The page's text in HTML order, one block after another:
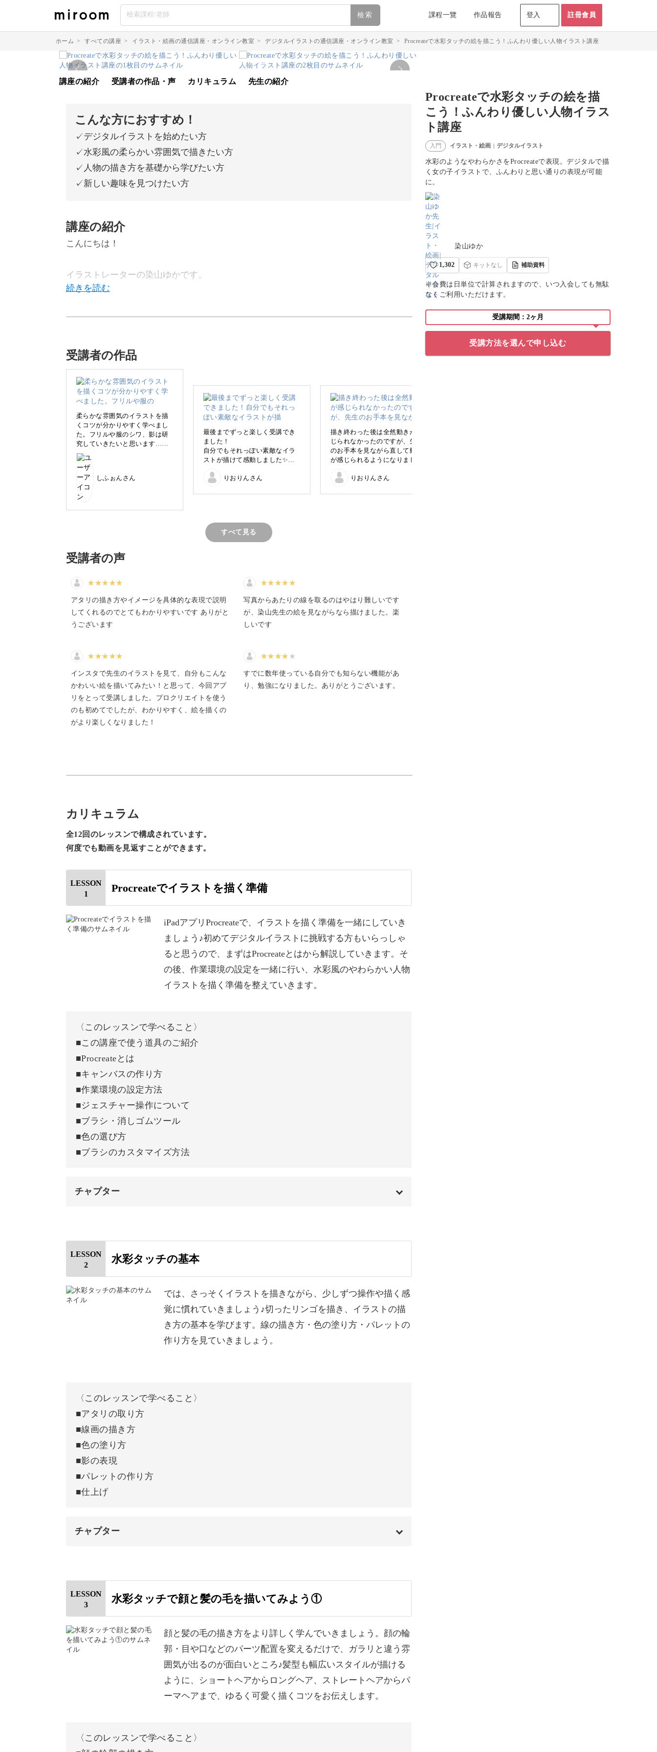
檢索 課程一覽 作品報告 登入 註冊會員
ホーム > すべての講座 > イラスト・絵画の通信講座・オンライン教室 > デジタルイラストの通信講座・オンライン教室 > Procreateで水彩タッチの絵を描こう！ふんわり優しい人物イラスト講座
Procreateで水彩タッチの絵を描
こう！ふんわり優しい人物イラス
ト講座
入門 イラスト・絵画 | デジタルイラスト
水彩のようなやわらかさをProcreateで表現。デジタルで描
く女の子イラストで、ふんわりと思い通りの表現が可能
に。
染山ゆか
1,302 キットなし 補助資料
※会費は日単位で計算されますので、いつ入会しても無駄
なくご利用いただけます。
受講期間：2ヶ月
受講方法を選んで申し込む
講座の紹介 受講者の作品・声 カリキュラム 先生の紹介
こんな方におすすめ！
✓デジタルイラストを始めたい方
✓水彩風の柔らかい雰囲気で描きたい方
✓人物の描き方を基礎から学びたい方
✓新しい趣味を見つけたい方
講座の紹介
こんにちは！
イラストレーターの染山ゆかです。
き方を学びます。
人物のイラストというと、「リアルで上手に描かなければ…！」と意気込んでしまいが
ちですが、そこはあまり重要ではありません。
◎ゆるくてシンプルだけどそれらしく見えるコツ
◎デジタルだけどやわらかい空気感を表現するコツ
など、分かりやすくお伝えするので、肩の力を抜いて私と一緒に楽しくお絵描きをして
デジタルイラスト初心者さんもOK
「デジタルイラストは難しそう…」「デジタル機器は苦手…」
デジタルイラストを始めたいけど、ちょっと勇気が出ないそんな初心者さんもOKの講
座です。
◎どこでも持ち運べて気軽に描ける
◎ブラシも豊富で画材を揃える必要なし
思い立ったときにサッと始められ、準備や後片付けなど、面倒な作業は必要ありません
ふんわり柔らかく仕上げるには、線画・色塗りなど、工程ごとにコツがあります。
・光を意識した髪の塗り方
思い通りの女の子が描ける♪
講座後半では、ボーイッシュなショートカットの女の子、ワンピースを着たロングヘア
の女の子の描き方に挑戦してみましょう。
工程ごとに分けて、分かりやすい解説で少しずつ進めていくので、初心者さんでもきっ
と描き上げていただけます♪
ご自身がイメージした人物が自由に描けるように、雰囲気のちがう人物の描き方のテク
ニックをマスターしていきましょう。
受講者の作品
柔らかな雰囲気のイラストを描
くコツが分かりやすく学べまし
た。フリルや服のシワ、影は研
究していきたいと思います…最
初のラフでしっかりと手や関節
の位置を確認するのも大切です
ね💦学んだ事を生かして自分な
りに、かわいい女の子のイラス
トを描いてみたいと思います。
ありがとうございました😊
しふぉんさん
最後までずっと楽しく受講でき
ました！
自分でもそれっぽい素敵なイラ
ストが描けて感動しました✨あ
りおりんさん
描き終わった後は全然動きが感
じられなかったのですが、先生
のお手本を見ながら直して動き
が感じられるようになりまし
ちょっとしたことで見栄えが変
りおりんさん
すべて見る
受講者の声
アタリの描き方やイメージを具体的な表現で説明
してくれるのでとてもわかりやすいです ありがと
うございます
写真からあたりの線を取るのはやはり難しいです
が、染山先生の絵を見ながらなら描けました。楽
しいです
インスタで先生のイラストを見て、自分もこんな
かわいい絵を描いてみたい！と思って、今回アプ
リをとって受講しました。プロクリエイトを使う
のも初めてでしたが、わかりやすく、絵を描くの
がより楽しくなりました！
すでに数年使っている自分でも知らない機能があ
り、勉強になりました。ありがとうございます。
カリキュラム
全12回のレッスンで構成されています。
何度でも動画を見返すことができます。
LESSON
1
Procreateでイラストを描く準備
iPadアプリProcreateで、イラストを描く準備を一緒にしていき
ましょう♪初めてデジタルイラストに挑戦する方もいらっしゃ
ると思うので、まずはProcreateとはから解説していきます。そ
の後、作業環境の設定を一緒に行い、水彩風のやわらかい人物
イラストを描く準備を整えていきます。
〈このレッスンで学べること〉
■この講座で使う道具のご紹介
■Procreateとは
■キャンバスの作り方
■作業環境の設定方法
■ジェスチャー操作について
■ブラシ・消しゴムツール
■色の選び方
■ブラシのカスタマイズ方法
チャプター
はじめに 00:20
使用道具
Procreateについて 02:18
Procreateのインストール方法 02:52
ぼかしツールについて
レイヤーについて
LESSON
2
水彩タッチの基本
では、さっそくイラストを描きながら、少しずつ操作や描く感
覚に慣れていきましょう♪切ったリンゴを描き、イラストの描
き方の基本を学びます。線の描き方・色の塗り方・パレットの
作り方を見ていきましょう。
〈このレッスンで学べること〉
■アタリの取り方
■線画の描き方
■色の塗り方
■影の表現
■パレットの作り方
■仕上げ
チャプター
はじめに 00:20
使用道具
キャンバスを作成する 01:27
参考写真を表示させる方法 02:04
02:35
LESSON
3
水彩タッチで顔と髪の毛を描いてみよう①
顔と髪の毛の描き方をより詳しく学んでいきましょう。顔の輪
郭・目や口などのパーツ配置を変えるだけで、ガラリと違う雰
囲気が出るのが面白いところ♪髪型も幅広いスタイルが描ける
ように、ショートヘアからロングヘア、ストレートヘアからパ
ーマヘアまで、ゆるく可愛く描くコツをお伝えします。
〈このレッスンで学べること〉